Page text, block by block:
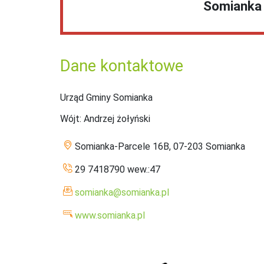
Somianka
Dane kontaktowe
Urząd Gminy Somianka
Wójt: Andrzej żołyński
Somianka-Parcele 16B, 07-203 Somianka
29 7418790 wew.:47
somianka@somianka.pl
www.somianka.pl